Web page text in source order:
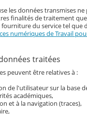
les données transmises
finalités de traitement
fourniture du service tel que
numériques de Travail
traitées
peuvent être relatives à :
de l'utilisateur sur la base
académiques,
et à la navigation (traces),